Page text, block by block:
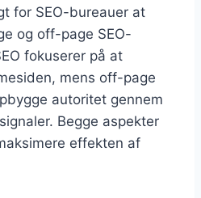
for SEO-bureauer at
og off-page SEO-
fokuserer på at
mens off-page
autoritet gennem
Begge aspekter
effekten af